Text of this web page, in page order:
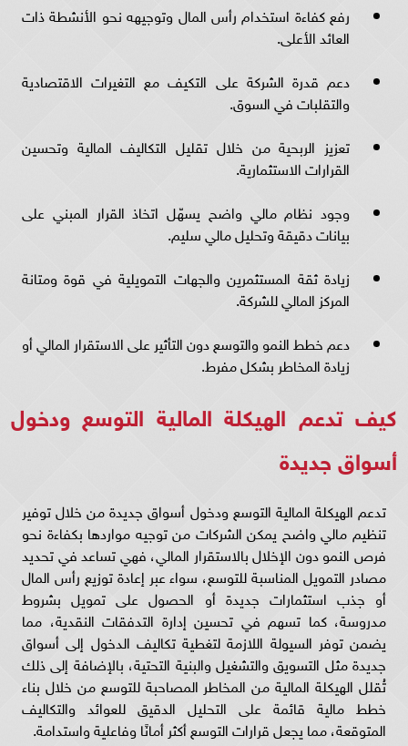
رفع كفاءة استخدام رأس المال وتوجيهه نحو الأنشطة ذات
العائد الأعلى.
دعم قدرة الشركة على التكيف مع التغيرات الاقتصادية
والتقلبات في السوق.
تعزيز الربحية من خلال تقليل التكاليف المالية وتحسين
القرارات الاستثمارية.
وجود نظام مالي واضح يسهّل اتخاذ القرار المبني على
بيانات دقيقة وتحليل مالي سليم.
زيادة ثقة المستثمرين والجهات التمويلية في قوة ومتانة
المركز المالي للشركة.
دعم خطط النمو والتوسع دون التأثير على الاستقرار المالي أو
زيادة المخاطر بشكل مفرط.
كيف تدعم الهيكلة المالية التوسع ودخول
أسواق جديدة
تدعم الهيكلة المالية التوسع ودخول أسواق جديدة من خلال توفير
تنظيم مالي واضح يمكن الشركات من توجيه مواردها بكفاءة نحو
فرص النمو دون الإخلال بالاستقرار المالي، فهي تساعد في تحديد
مصادر التمويل المناسبة للتوسع، سواء عبر إعادة توزيع رأس المال
أو جذب استثمارات جديدة أو الحصول على تمويل بشروط
مدروسة، كما تسهم في تحسين إدارة التدفقات النقدية، مما
يضمن توفر السيولة اللازمة لتغطية تكاليف الدخول إلى أسواق
جديدة مثل التسويق والتشغيل والبنية التحتية، بالإضافة إلى ذلك
تُقلل الهيكلة المالية من المخاطر المصاحبة للتوسع من خلال بناء
خطط مالية قائمة على التحليل الدقيق للعوائد والتكاليف
المتوقعة، مما يجعل قرارات التوسع أكثر أمانًا وفاعلية واستدامة.